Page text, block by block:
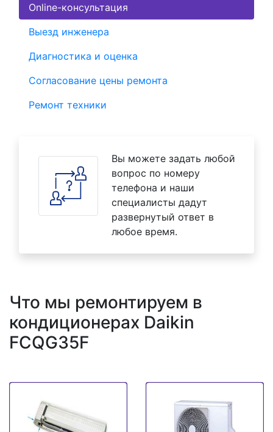
Online-консультация
Выезд инженера
Диагностика и оценка
Согласование цены ремонта
Ремонт техники
Вы можете задать любой
вопрос по номеру
телефона и наши
специалисты дадут
развернутый ответ в
любое время.
Что мы ремонтируем в
кондиционерах Daikin
FCQG35F